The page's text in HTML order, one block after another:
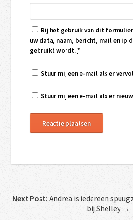
Bij het gebruik van dit
uw data, naam, bericht, mail en ip
gebruikt wordt.*
Stuur mij een e-mail als er
Stuur mij een e-mail als er
Next Post: Andrea is iedereen
bij Shelley →